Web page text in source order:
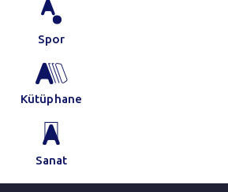
Spor
Kütüphane
Sanat